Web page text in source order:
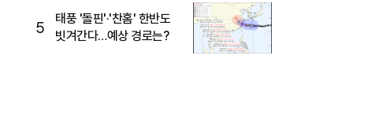
5
태풍 '돌핀'·'찬홈' 한반도
빗겨간다…예상 경로는?